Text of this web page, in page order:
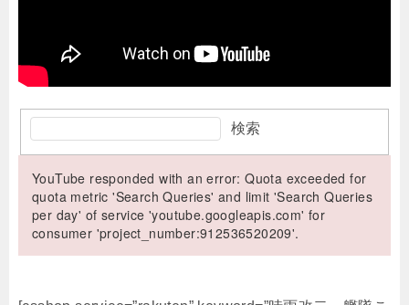
検索
YouTube responded with an error: Quota exceeded for
quota metric 'Search Queries' and limit 'Search Queries
per day' of service 'youtube.googleapis.com' for
consumer 'project_number:912536520209'.